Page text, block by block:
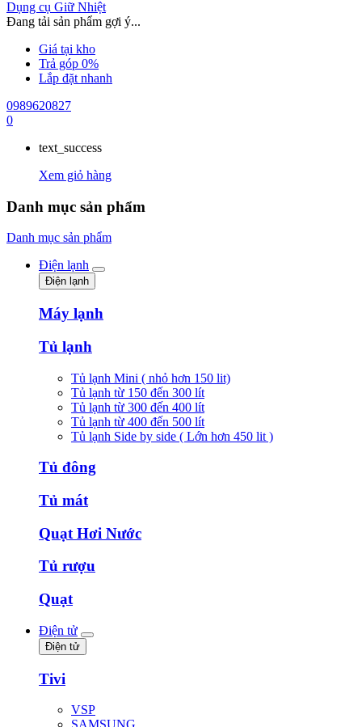
Dụng cụ Giữ Nhiệt
Đang tải sản phẩm gợi ý...
Giá tại kho
Trả góp 0%
Lắp đặt nhanh
0989620827
0
text_success
Xem giỏ hàng
Danh mục sản phẩm
Danh mục sản phẩm
Điện lạnh
Điện lạnh
Máy lạnh
Tủ lạnh
Tủ lạnh Mini ( nhỏ hơn 150 lit)
Tủ lạnh từ 150 đến 300 lít
Tủ lạnh từ 300 đến 400 lít
Tủ lạnh từ 400 đến 500 lít
Tủ lạnh Side by side ( Lớn hơn 450 lit )
Tủ đông
Tủ mát
Quạt Hơi Nước
Tủ rượu
Quạt
Điện tử
Điện tử
Tivi
VSP